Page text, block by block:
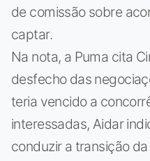
de comissão sobre
captar.
Na nota, a Puma cita
desfecho das
teria vencido a
interessadas, Aidar
conduzir a transição